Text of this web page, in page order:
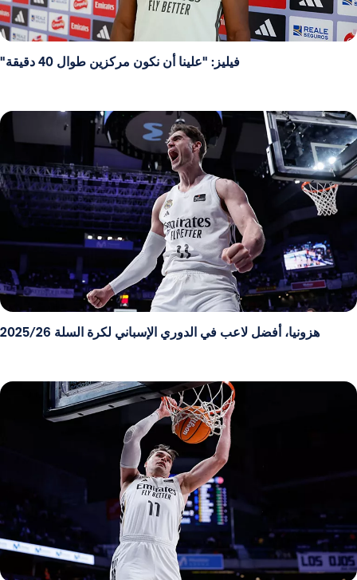
فيليز: "علينا أن نكون مركزين طوال 40 دقيقة"
هزونيا، أفضل لاعب في الدوري الإسباني لكرة السلة 2025/26